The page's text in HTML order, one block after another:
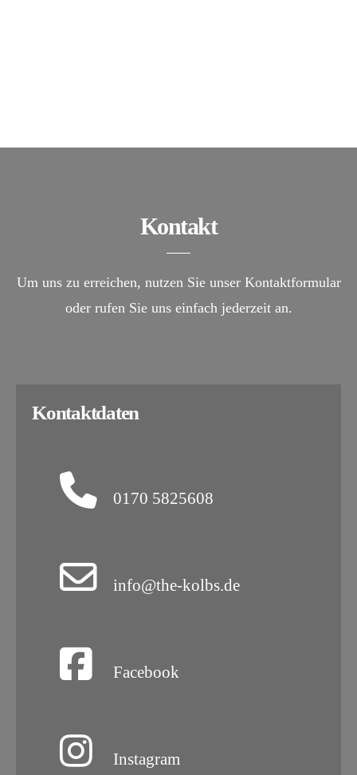
Kontakt
Um uns zu erreichen, nutzen Sie unser Kontaktformular
oder rufen Sie uns einfach jederzeit an.
Kontaktdaten
0170 5825608
info@the-kolbs.de
Facebook
Instagram